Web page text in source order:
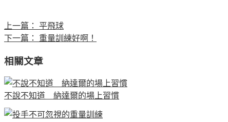
上一篇：
平飛球
下一篇：
重量訓練好啊！
相關文章
不說不知道 納達爾的場上習慣